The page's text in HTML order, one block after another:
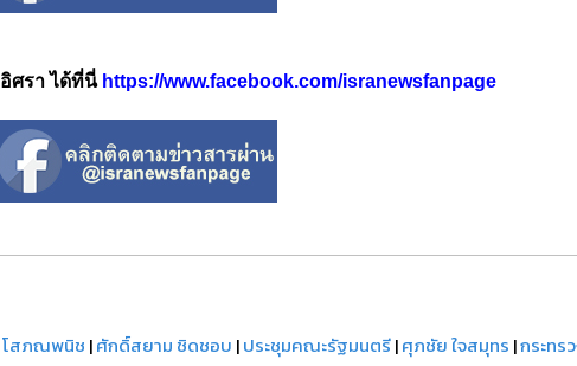
ศรา ได้ที่นี่ https://www.facebook.com/isranewsfanpage
สภณพนิช |ศักดิ์สยาม ชิดชอบ |ประชุมคณะรัฐมนตรี|ศุภชัย ใจสมุทร |กระทร